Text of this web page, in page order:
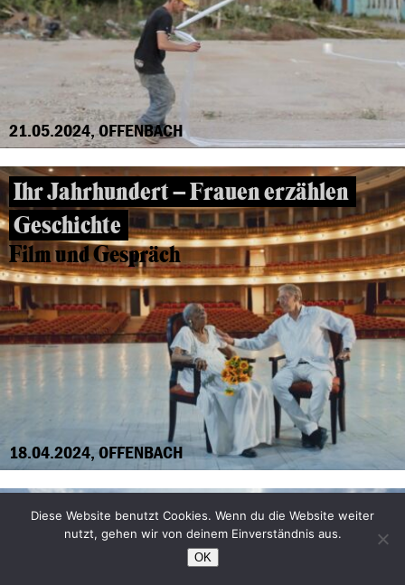
21.05.2024, OFFENBACH
Ihr Jahrhundert – Frauen erzählen
Geschichte
Film und Gespräch
18.04.2024, OFFENBACH
THE ZONE OF INTEREST – AUSVERKAUFT
Diese Website benutzt Cookies. Wenn du die Website weiter
nutzt, gehen wir von deinem Einverständnis aus.
OK